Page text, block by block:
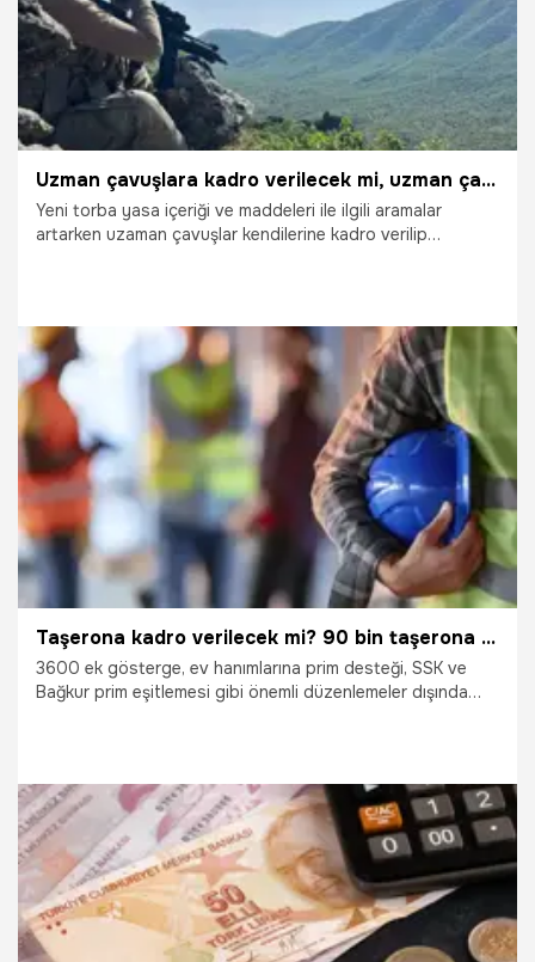
Uzman çavuşlara kadro verilecek mi, uzman çavuşlar kadroya geçiyor mu? Torba yasada uzman çavuşlara kadro var mı?
Yeni torba yasa içeriği ve maddeleri ile ilgili aramalar
artarken uzaman çavuşlar kendilerine kadro verilip
devam ederken, Adalet Bakanlığı tarafından yeni yargı
paketi çalışmaları devam ediyor. Peki, Uzman çavuşlara
kadro verilecek mi, torba yasada uzman çavuşlara kadro
var mı? Uzman çavuşlar kadroya geçiyor mu?
25.05.2024 Gündem
Taşerona kadro verilecek mi? 90 bin taşerona kadro var mı?
3600 ek gösterge, ev hanımlarına prim desteği, SSK ve
Bağkur prim eşitlemesi gibi önemli düzenlemeler dışında
16.04.2024 Çalışma Hayatı